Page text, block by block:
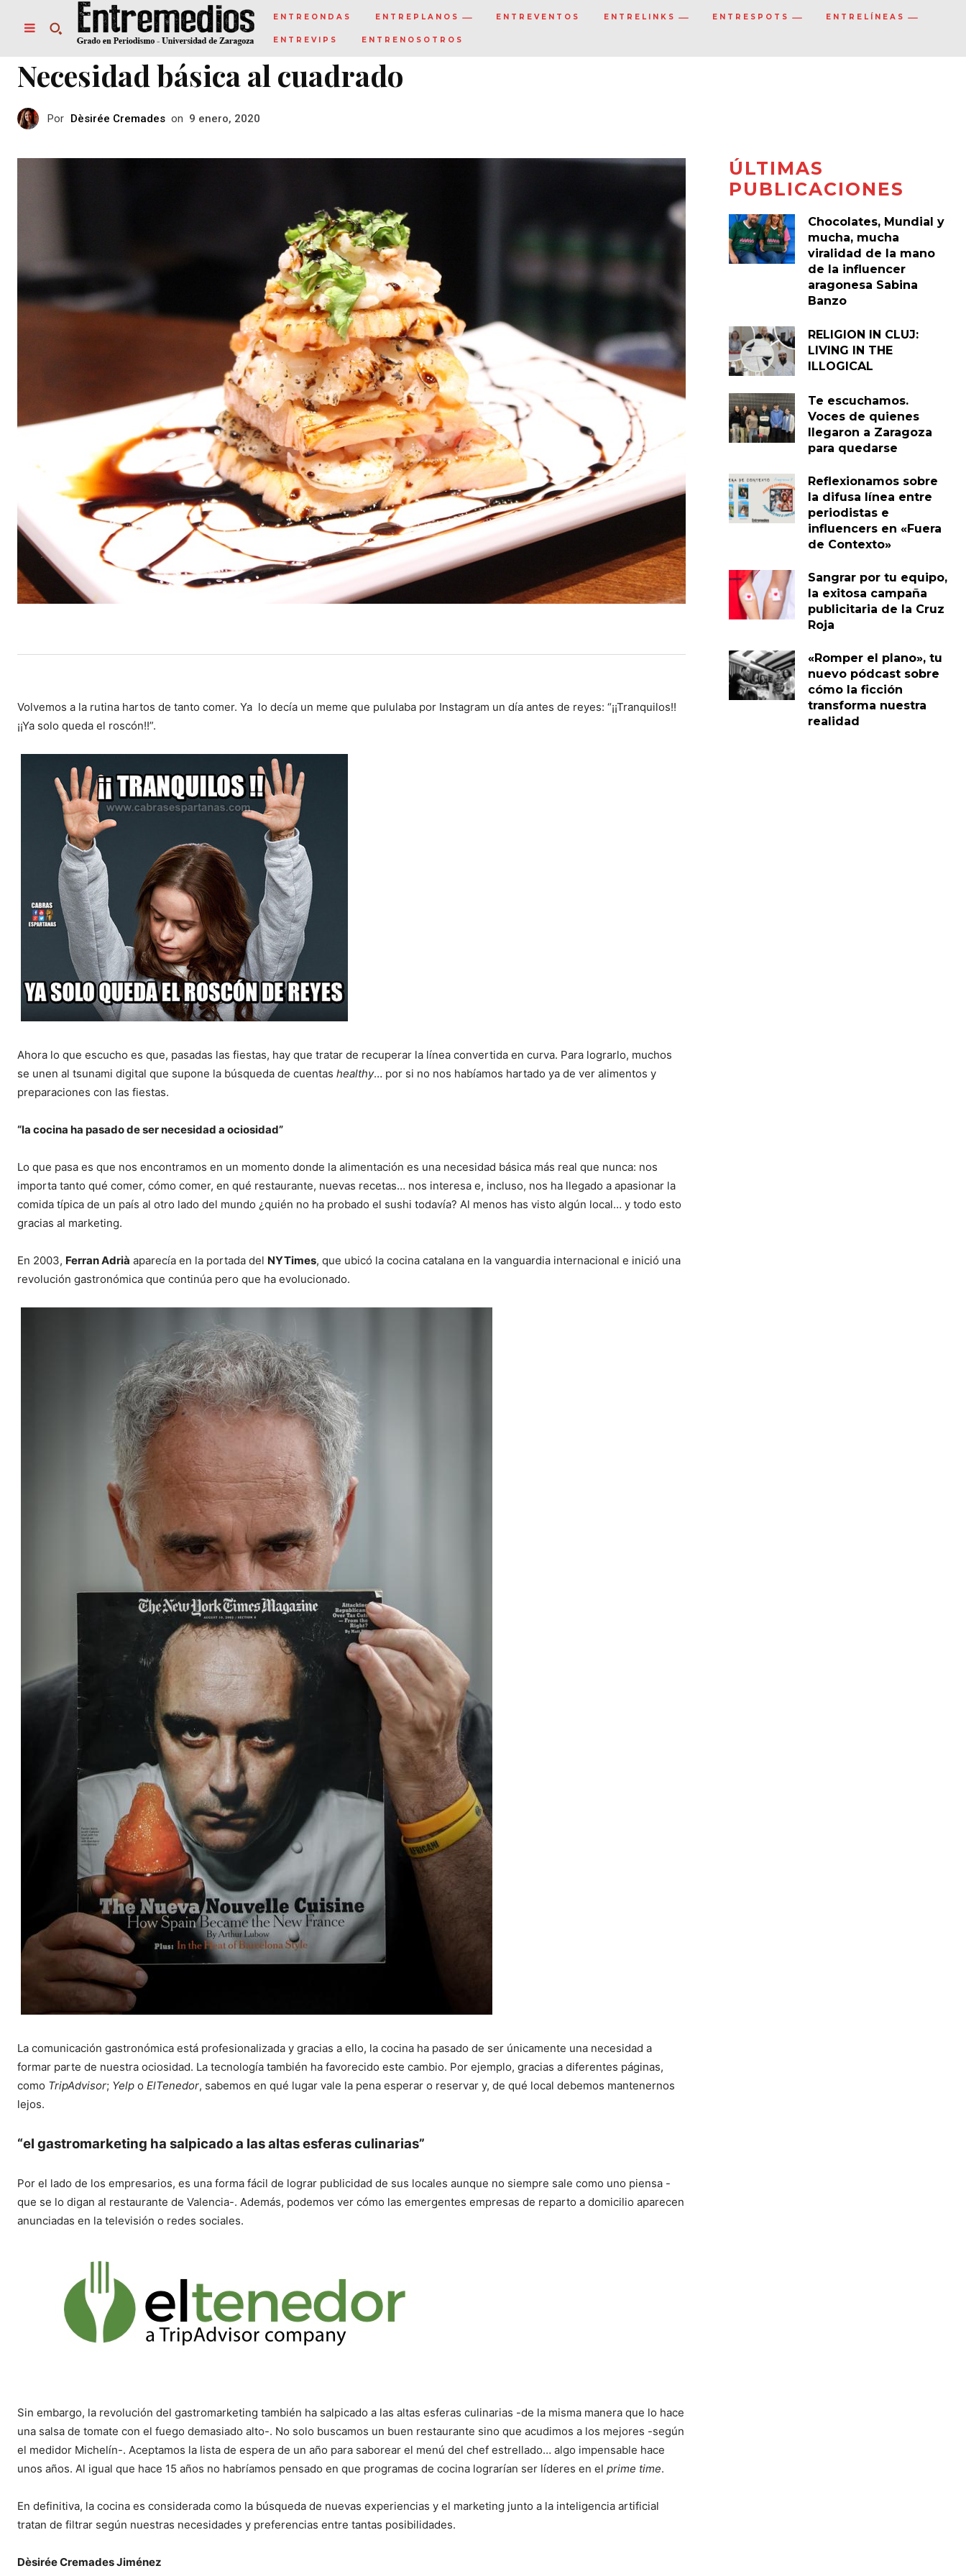
ENTREONDAS ENTREPLANOS ENTREVENTOS ENTRELINKS ENTRESPOTS ENTRELÍNEAS
ENTREVIPS ENTRENOSOTROS
Necesidad básica al cuadrado
Por Dèsirée Cremades on 9 enero, 2020
Volvemos a la rutina hartos de tanto comer. Ya lo decía un meme que pululaba por Instagram un día antes de reyes: “¡¡Tranquilos!!
¡¡Ya solo queda el roscón!!”.
Ahora lo que escucho es que, pasadas las fiestas, hay que tratar de recuperar la línea convertida en curva. Para lograrlo, muchos
se unen al tsunami digital que supone la búsqueda de cuentas healthy… por si no nos habíamos hartado ya de ver alimentos y
preparaciones con las fiestas.
“la cocina ha pasado de ser necesidad a ociosidad”
Lo que pasa es que nos encontramos en un momento donde la alimentación es una necesidad básica más real que nunca: nos
importa tanto qué comer, cómo comer, en qué restaurante, nuevas recetas… nos interesa e, incluso, nos ha llegado a apasionar la
comida típica de un país al otro lado del mundo ¿quién no ha probado el sushi todavía? Al menos has visto algún local… y todo esto
gracias al marketing.
En 2003, Ferran Adrià aparecía en la portada del NYTimes, que ubicó la cocina catalana en la vanguardia internacional e inició una
revolución gastronómica que continúa pero que ha evolucionado.
La comunicación gastronómica está profesionalizada y gracias a ello, la cocina ha pasado de ser únicamente una necesidad a
formar parte de nuestra ociosidad. La tecnología también ha favorecido este cambio. Por ejemplo, gracias a diferentes páginas,
como TripAdvisor; Yelp o ElTenedor, sabemos en qué lugar vale la pena esperar o reservar y, de qué local debemos mantenernos
lejos.
“el gastromarketing ha salpicado a las altas esferas culinarias”
Por el lado de los empresarios, es una forma fácil de lograr publicidad de sus locales aunque no siempre sale como uno piensa -
que se lo digan al restaurante de Valencia-. Además, podemos ver cómo las emergentes empresas de reparto a domicilio aparecen
anunciadas en la televisión o redes sociales.
Sin embargo, la revolución del gastromarketing también ha salpicado a las altas esferas culinarias -de la misma manera que lo hace
una salsa de tomate con el fuego demasiado alto-. No solo buscamos un buen restaurante sino que acudimos a los mejores -según
el medidor Michelín-. Aceptamos la lista de espera de un año para saborear el menú del chef estrellado… algo impensable hace
unos años. Al igual que hace 15 años no habríamos pensado en que programas de cocina lograrían ser líderes en el prime time.
En definitiva, la cocina es considerada como la búsqueda de nuevas experiencias y el marketing junto a la inteligencia artificial
tratan de filtrar según nuestras necesidades y preferencias entre tantas posibilidades.
Dèsirée Cremades Jiménez
ÚLTIMAS
PUBLICACIONES
Chocolates, Mundial y
mucha, mucha
viralidad de la mano
de la influencer
aragonesa Sabina
Banzo
RELIGION IN CLUJ:
LIVING IN THE
ILLOGICAL
Te escuchamos.
Voces de quienes
llegaron a Zaragoza
para quedarse
Reflexionamos sobre
la difusa línea entre
periodistas e
influencers en «Fuera
de Contexto»
Sangrar por tu equipo,
la exitosa campaña
publicitaria de la Cruz
Roja
«Romper el plano», tu
nuevo pódcast sobre
cómo la ficción
transforma nuestra
realidad